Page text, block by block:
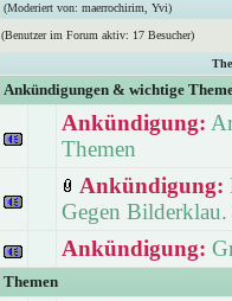
(Moderiert von: maerrochirim Yvi)
(Benutzer im Forum aktiv: 17 Besucher)
Ankündigungen & wichtige
Ankündigung:
Themen
Ankündigung:
Gegen Bilderklau.
Ankündigung:
Themen